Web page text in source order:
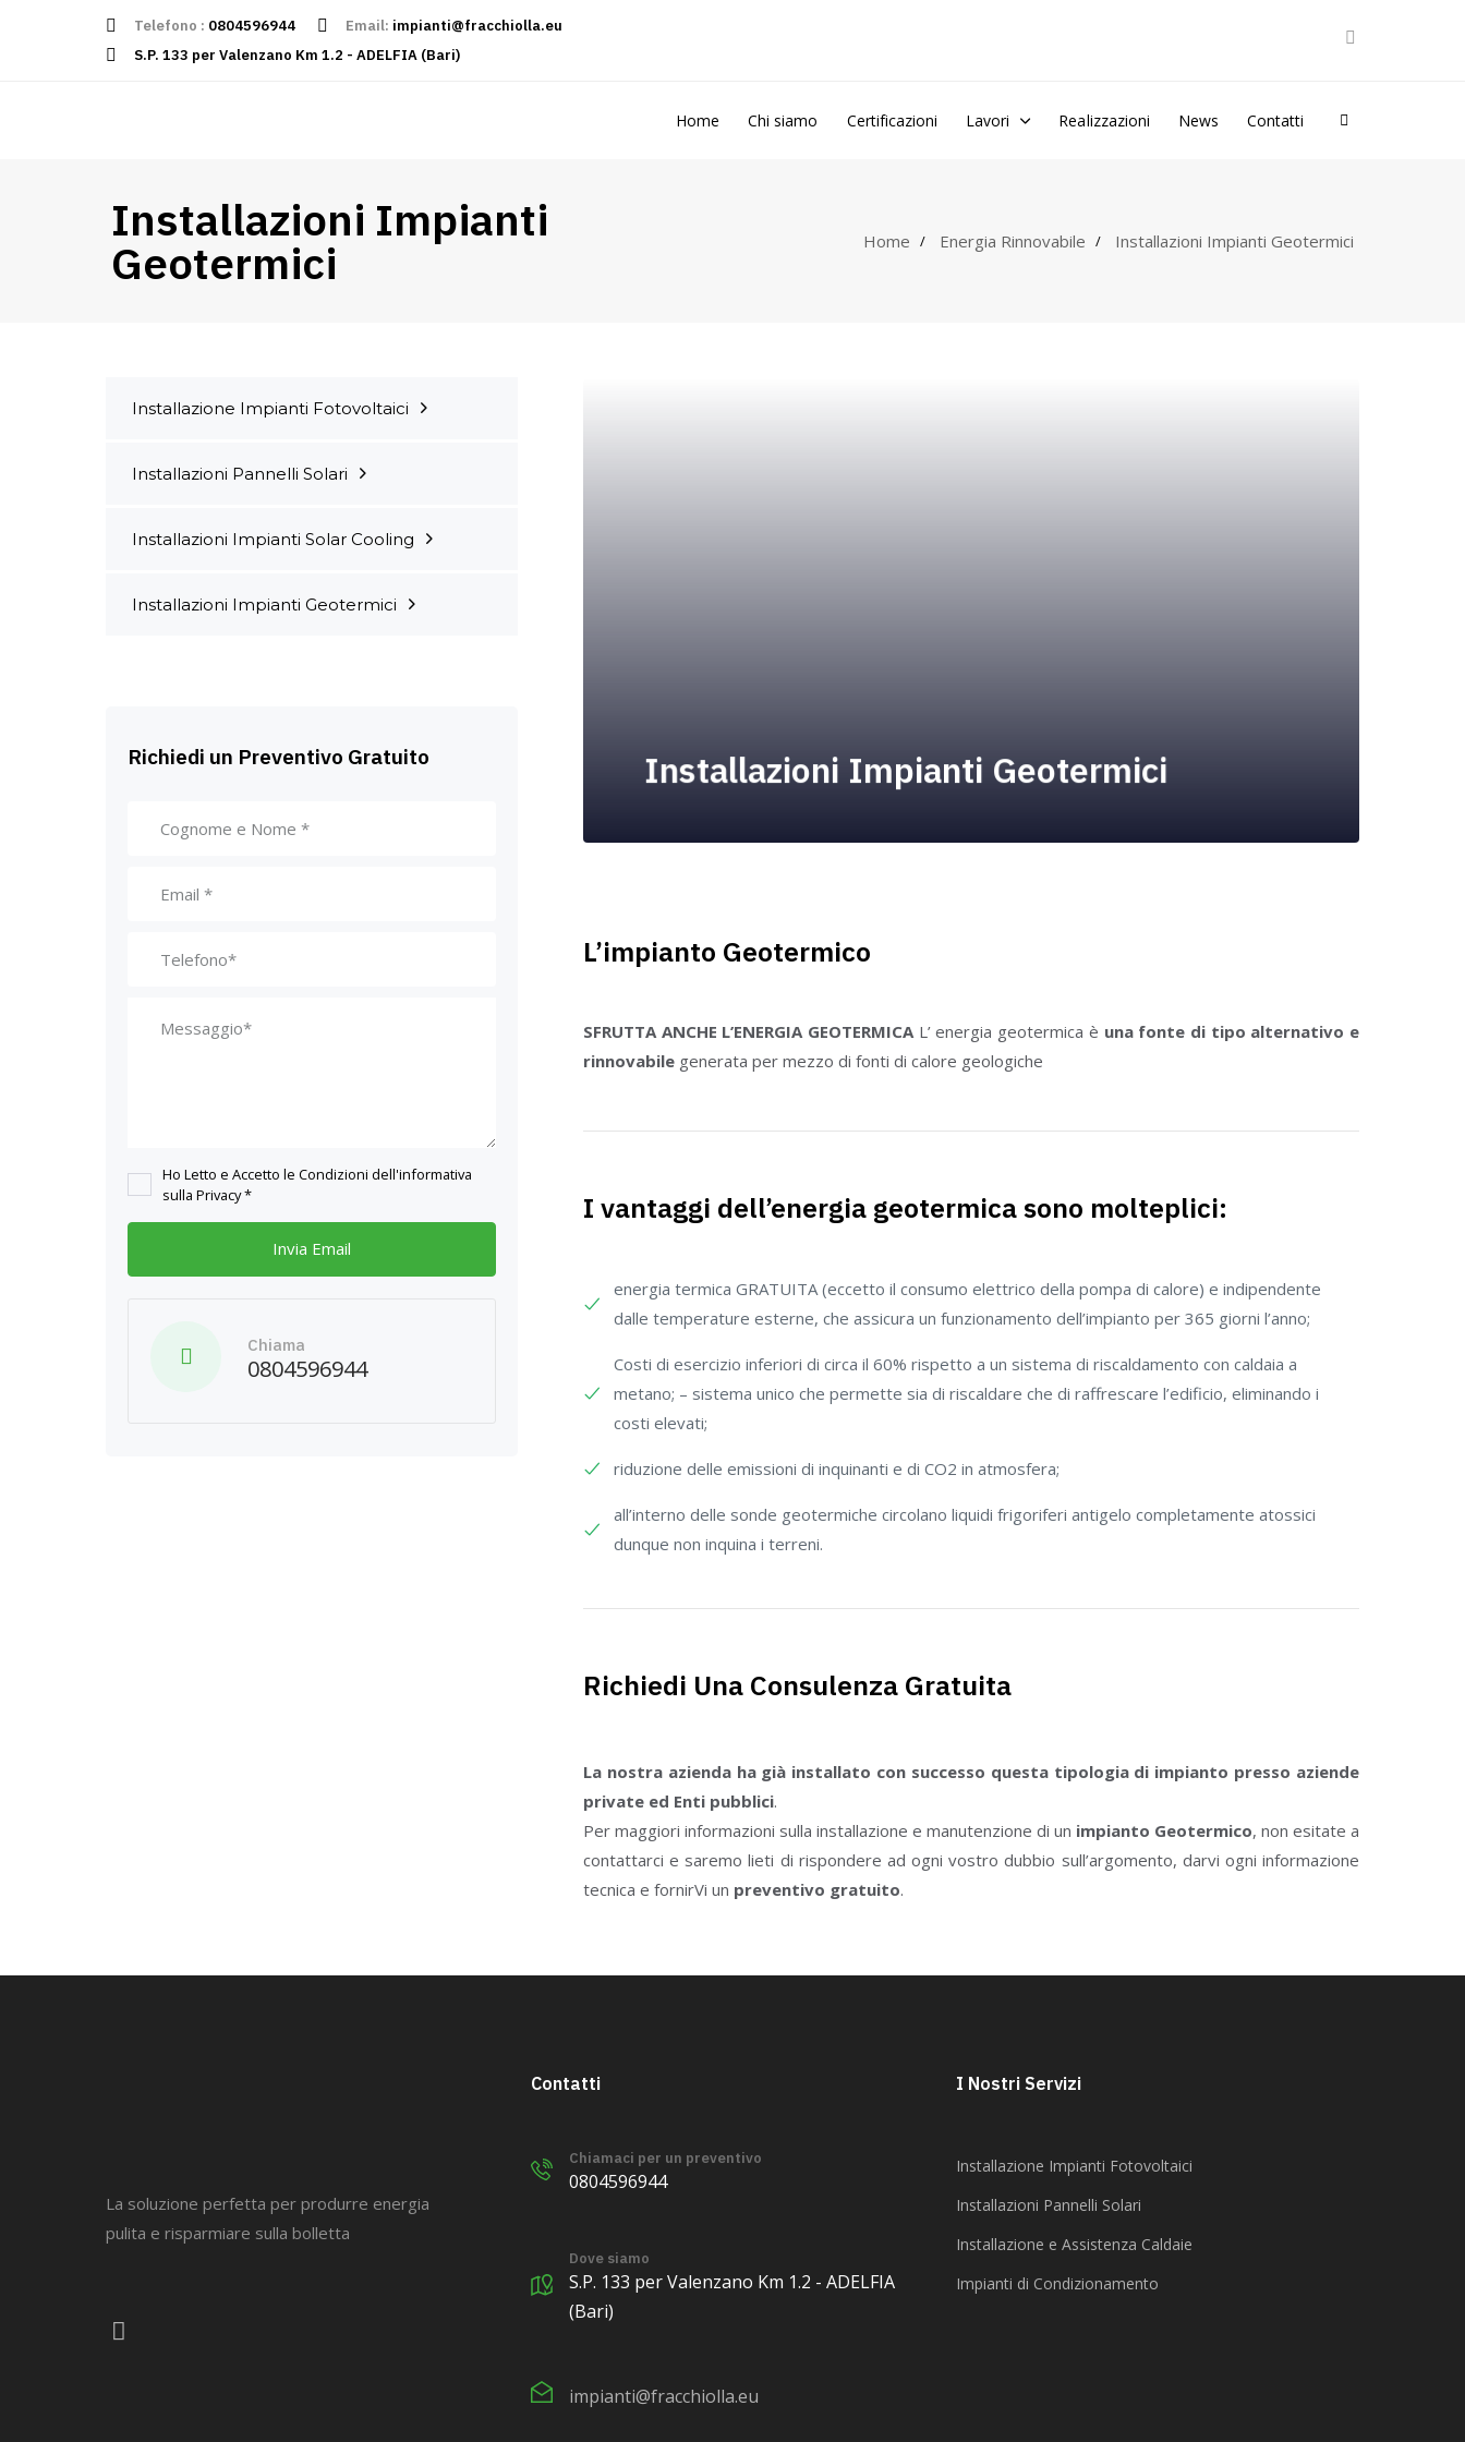
Telefono : 0804596944 Email: impianti@fracchiolla.eu
S.P. 133 per Valenzano Km 1.2 - ADELFIA (Bari)
Home Chi siamo Certificazioni Lavori Realizzazioni News Contatti
Installazioni Impianti
Geotermici Home Energia Rinnovabile Installazioni Impianti Geotermici
Installazione Impianti Fotovoltaici
Installazioni Pannelli Solari
Installazioni Impianti Solar Cooling
Installazioni Impianti Geotermici
Richiedi un Preventivo Gratuito
Ho Letto e Accetto le Condizioni dell'informativa
sulla Privacy *
Chiama
0804596944
Installazioni Impianti Geotermici
L’impianto Geotermico
SFRUTTA ANCHE L’ENERGIA GEOTERMICAL’ energia geotermica è una fonte di tipo alternativo e
rinnovabile generata per mezzo di fonti di calore geologiche
I vantaggi dell’energia geotermica sono molteplici:
energia termica GRATUITA (eccetto il consumo elettrico della pompa di calore) e indipendente
dalle temperature esterne, che assicura un funzionamento dell’impianto per 365 giorni l’anno;
Costi di esercizio inferiori di circa il 60% rispetto a un sistema di riscaldamento con caldaia a
metano; – sistema unico che permette sia di riscaldare che di raffrescare l’edificio, eliminando i
costi elevati;
riduzione delle emissioni di inquinanti e di CO2 in atmosfera;
all’interno delle sonde geotermiche circolano liquidi frigoriferi antigelo completamente atossici
dunque non inquina i terreni.
Richiedi Una Consulenza Gratuita
La nostra azienda ha già installato con successo questa tipologia di impianto presso aziende
private ed Enti pubblici.
Per maggiori informazioni sulla installazione e manutenzione di un impianto Geotermico, non esitate a
contattarci e saremo lieti di rispondere ad ogni vostro dubbio sull’argomento, darvi ogni informazione
tecnica e fornirVi un preventivo gratuito.
La soluzione perfetta per produrre energia
pulita e risparmiare sulla bolletta
Contatti
Chiamaci per un preventivo
0804596944
Dove siamo
S.P. 133 per Valenzano Km 1.2 - ADELFIA
(Bari)
impianti@fracchiolla.eu
I Nostri Servizi
Installazione Impianti Fotovoltaici
Installazioni Pannelli Solari
Installazione e Assistenza Caldaie
Impianti di Condizionamento